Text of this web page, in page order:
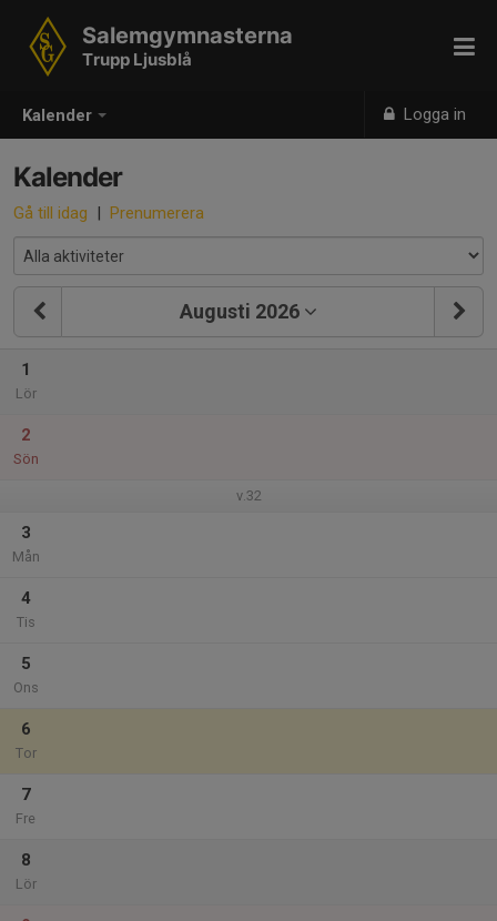
Kalender Logga in
Salemgymnasterna
Trupp Ljusblå
Kalender
Gå till idag | Prenumerera
Augusti 2026
1
Lör
2
Sön
v.32
3
Mån
4
Tis
5
Ons
6
Tor
7
Fre
8
Lör